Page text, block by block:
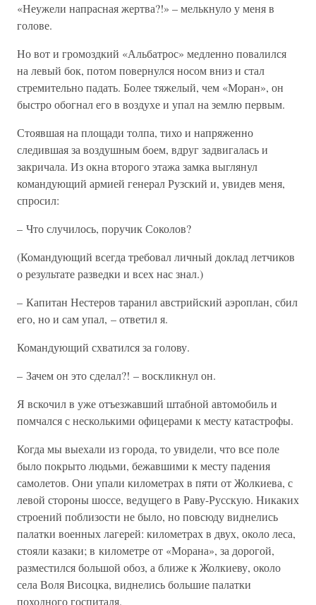
«Неужели напрасная жертва?!» – мелькнуло у меня в
голове.
Но вот и громоздкий «Альбатрос» медленно повалился
на левый бок, потом повернулся носом вниз и стал
стремительно падать. Более тяжелый, чем «Моран», он
быстро обогнал его в воздухе и упал на землю первым.
Стоявшая на площади толпа, тихо и напряженно
следившая за воздушным боем, вдруг задвигалась и
закричала. Из окна второго этажа замка выглянул
командующий армией генерал Рузский и, увидев меня,
спросил:
– Что случилось, поручик Соколов?
(Командующий всегда требовал личный доклад летчиков
о результате разведки и всех нас знал.)
– Капитан Нестеров таранил австрийский аэроплан, сбил
его, но и сам упал, – ответил я.
Командующий схватился за голову.
– Зачем он это сделал?! – воскликнул он.
Я вскочил в уже отъезжавший штабной автомобиль и
помчался с несколькими офицерами к месту катастрофы.
Когда мы выехали из города, то увидели, что все поле
было покрыто людьми, бежавшими к месту падения
самолетов. Они упали километрах в пяти от Жолкиева, с
левой стороны шоссе, ведущего в Раву-Русскую. Никаких
строений поблизости не было, но повсюду виднелись
палатки военных лагерей: километрах в двух, около леса,
стояли казаки; в километре от «Морана», за дорогой,
разместился большой обоз, а ближе к Жолкиеву, около
села Воля Висоцка, виднелись большие палатки
походного госпиталя.